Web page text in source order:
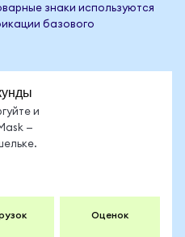
знаки используются
базового
и
—
Оценок